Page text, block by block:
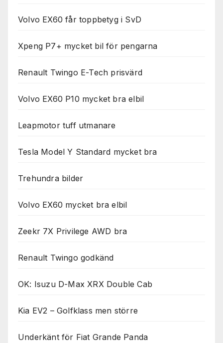
Volvo EX60 får toppbetyg i SvD
Xpeng P7+ mycket bil för pengarna
Renault Twingo E-Tech prisvärd
Volvo EX60 P10 mycket bra elbil
Leapmotor tuff utmanare
Tesla Model Y Standard mycket bra
Trehundra bilder
Volvo EX60 mycket bra elbil
Zeekr 7X Privilege AWD bra
Renault Twingo godkänd
OK: Isuzu D-Max XRX Double Cab
Kia EV2 – Golfklass men större
Underkänt för Fiat Grande Panda